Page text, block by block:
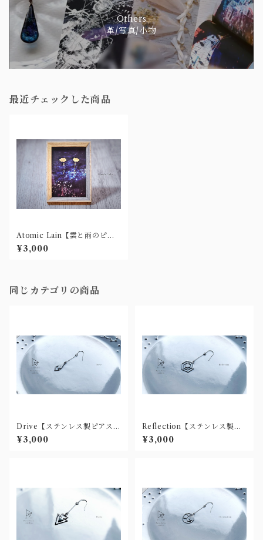
Others
革/写真/小物
最近チェックした商品
Atomic Lain【雲と雨のピア
ス】
¥3,000
同じカテゴリの商品
Drive【ステンレス製ピアス
(樹脂ノンホール有)】
¥3,000
Reflection【ステンレス製ピ
アス(樹脂ノンホール有)】
¥3,000